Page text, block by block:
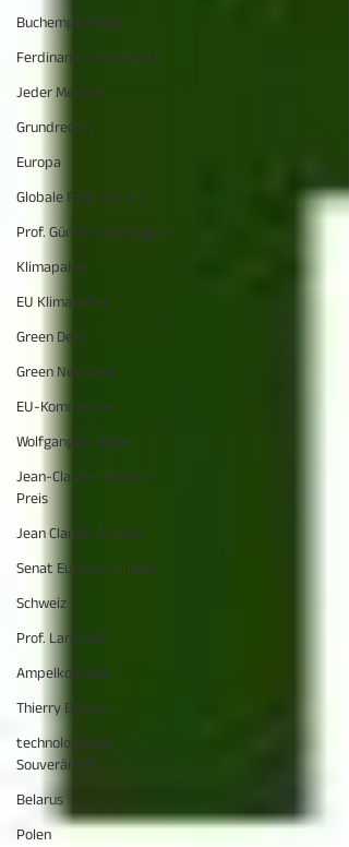
Buchempfehlung
Ferdinand von Schirach
Jeder Mensch
Grundrechte
Europa
Globale Rolle der EU
Prof. Günther Verheugen
Klimapaket
EU Klimapaket
Green Deal
Green New Deal
EU-Kommission
Wolfgang Ischinger
Jean-Claude-Juncker-
Preis
Jean Claude Juncker
Senat Europa, Schweiz
Schweiz
Prof. Lars Feld
Ampelkoalition
Thierry Breton
technologische
Souveränität
Belarus
Polen